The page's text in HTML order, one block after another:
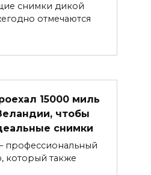
снимки дикой
отмечаются
15000 миль
чтобы
снимки
профессиональный
который также